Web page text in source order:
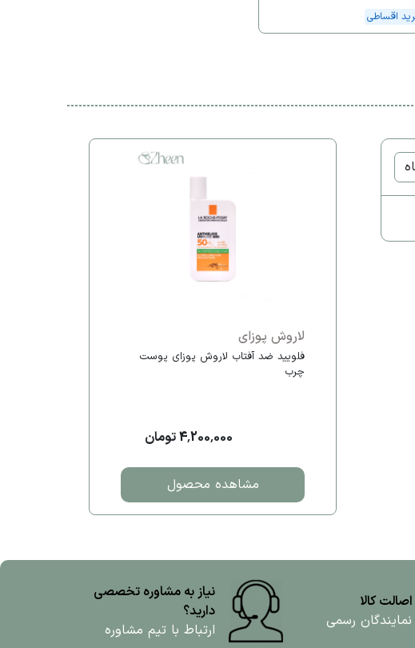
اقساطی
لاروش پوزای
فلویید ضد آفتاب لاروش پوزای پوست
چرب
4,200,000 تومان
مشاهده محصول
کالا
نمایندگان رسمی
نیاز به مشاوره تخصصی
دارید؟
ارتباط با تیم مشاوره